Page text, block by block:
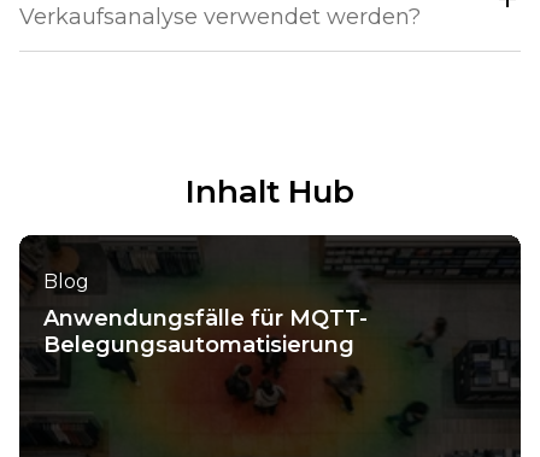
Verkaufsanalyse verwendet werden?
Inhalt Hub
Blog
Anwendungsfälle für MQTT-
Belegungsautomatisierung